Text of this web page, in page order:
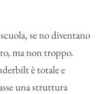
se no diventano
ma non troppo.
è totale e
una struttura